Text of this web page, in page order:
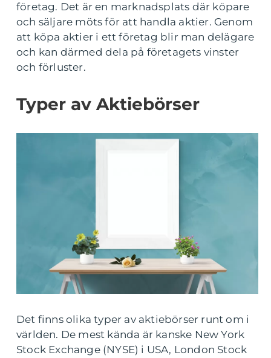
företag. Det är en marknadsplats där köpare
och säljare möts för att handla aktier. Genom
att köpa aktier i ett företag blir man delägare
och kan därmed dela på företagets vinster
och förluster.
Typer av Aktiebörser
Det finns olika typer av aktiebörser runt om i
världen. De mest kända är kanske New York
Stock Exchange (NYSE) i USA, London Stock